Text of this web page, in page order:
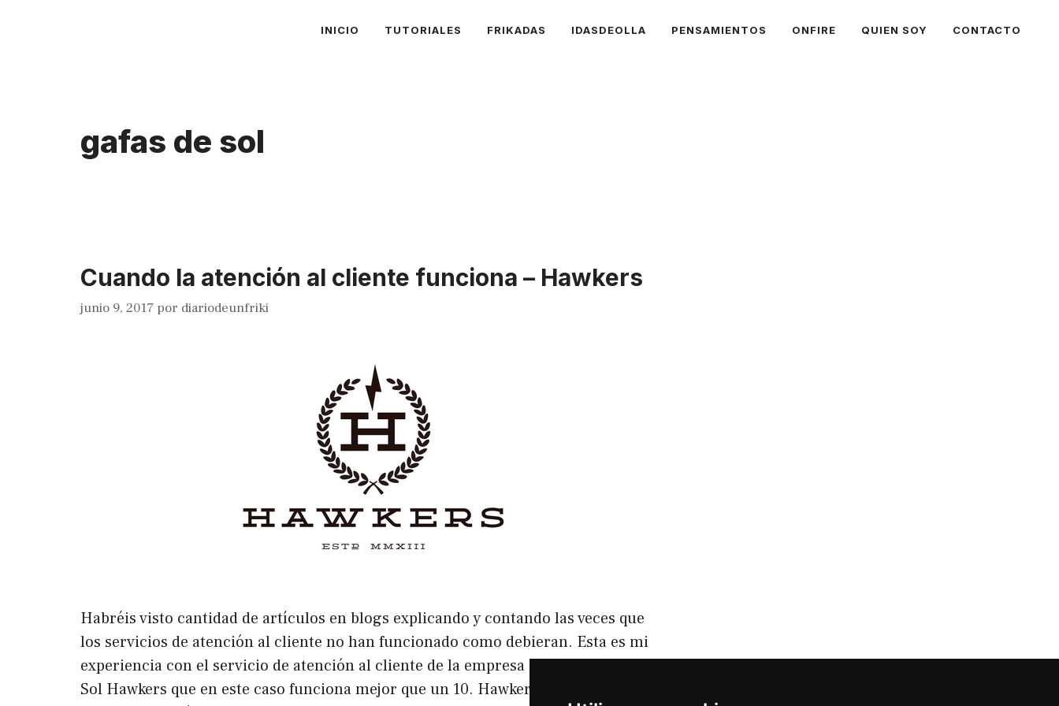
INICIO TUTORIALES FRIKADAS IDASDEOLLA PENSAMIENTOS ONFIRE QUIEN SOY CONTACTO
gafas de sol
Cuando la atención al cliente funciona – Hawkers
junio 9, 2017 por diariodeunfriki
Habréis visto cantidad de artículos en blogs explicando y contando las veces que
los servicios de atención al cliente no han funcionado como debieran. Esta es mi
experiencia con el servicio de atención al cliente de la empresa de Gafas de
Sol Hawkers que en este caso funciona mejor que un 10. Hawkers Reconozco que